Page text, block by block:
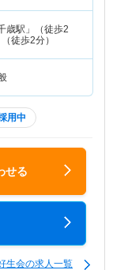
歳駅」（徒歩2
徒歩2分）
用中
せる
生会の求人一覧